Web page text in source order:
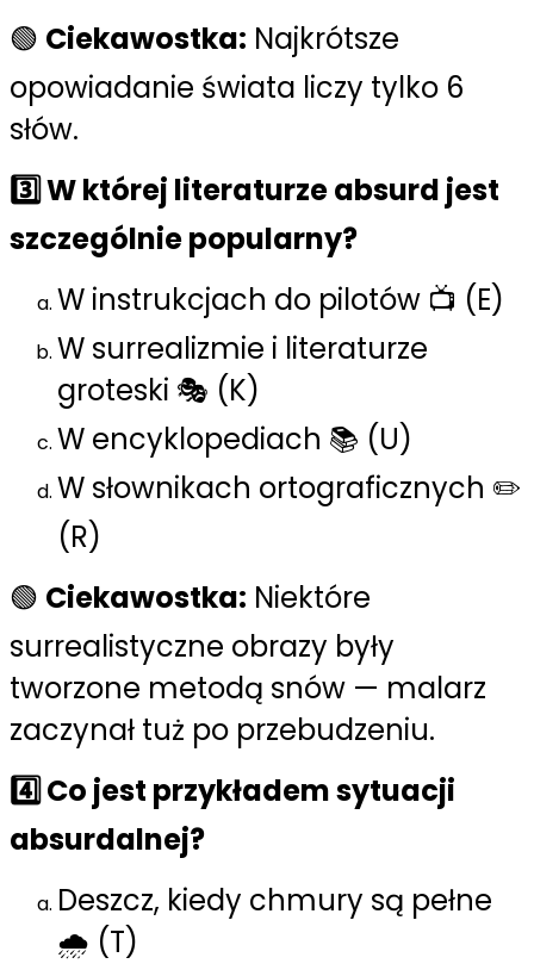
🟢 Ciekawostka: Najkrótsze
opowiadanie świata liczy tylko 6
słów.
3️⃣ W której literaturze absurd jest
szczególnie popularny?
W instrukcjach do pilotów 📺 (E)
W surrealizmie i literaturze
groteski 🎭 (K)
W encyklopediach 📚 (U)
W słownikach ortograficznych ✏️
(R)
🟢 Ciekawostka: Niektóre
surrealistyczne obrazy były
tworzone metodą snów — malarz
zaczynał tuż po przebudzeniu.
4️⃣ Co jest przykładem sytuacji
absurdalnej?
Deszcz, kiedy chmury są pełne
🌧️ (T)